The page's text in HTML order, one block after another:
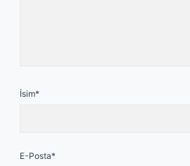
İsim*
E-Posta*